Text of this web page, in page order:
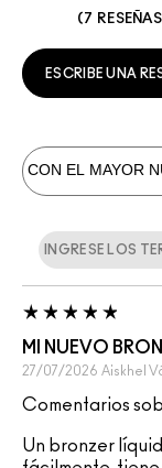
7 RESEÑAS
ESCRIBE UNA
MI NUEVO
27/07/2026 Aiskhel
Comentarios
Un bronzer